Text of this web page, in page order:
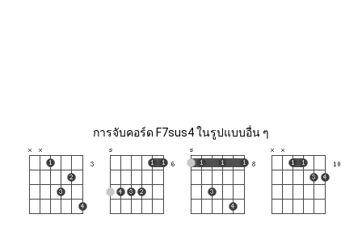
การจับคอร์ด F7sus4 ในรูปแบบอื่น ๆ